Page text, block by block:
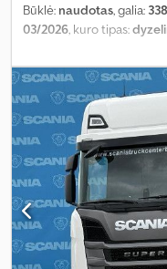
Būklė: naudotas, galia:
03/2026 , kuro tipas:
konfigūracija:4x2, ratų
kabina:kitas, pavaros
pakaba:oras, Gamybos
Įranga:ABS,
kruizo kontrolė,